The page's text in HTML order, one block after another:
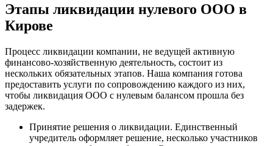
Этапы ликвидации нулевого ООО в
Кирове
Процесс ликвидации компании, не ведущей активную
финансово-хозяйственную деятельность, состоит из
нескольких обязательных этапов. Наша компания готова
предоставить услуги по сопровождению каждого из них,
чтобы ликвидация ООО с нулевым балансом прошла без
задержек.
Принятие решения о ликвидации. Единственный
учредитель оформляет решение, несколько участников